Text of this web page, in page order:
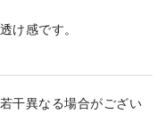
け感です。
干異なる場合がござい